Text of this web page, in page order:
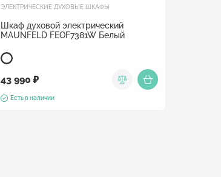
ЭЛЕКТРИЧЕСКИЕ ДУХОВЫЕ ШКАФЫ
Шкаф духовой электрический
MAUNFELD FEOF7381W Белый
43 990 ₽
Есть в наличии